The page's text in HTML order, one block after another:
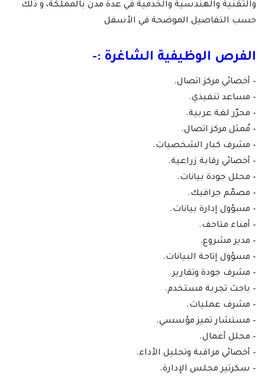
والتقنية والهندسية والخدمية في عدة مدن بالمملكة، و ذلك
حسب التفاصيل الموضحة في الأسفل
الفرص الوظيفية الشاغرة :-
– أخصائي مركز اتصال.
– مساعد تنفيذي.
– محرّر لغة عربية.
– مُمثل مركز اتصال.
– مشرف كبار الشخصيات.
– أخصائي رقابة زراعية.
– محلل جودة بيانات.
– مصمّم جرافيك.
– مسؤول إدارة بيانات.
– أمناء متاحف.
– مدير مشروع.
– مسؤول إتاحة البيانات.
– مشرف جودة وتقارير.
– باحث تجربة مستخدم.
– مشرف عمليات.
– مستشار تميز مؤسسي.
– محلل أعمال.
– أخصائي مراقبة وتحليل الأداء.
– سكرتير مجلس الإدارة.